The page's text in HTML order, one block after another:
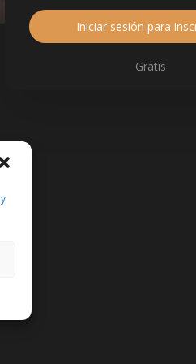
Iniciar sesión para
Gratis